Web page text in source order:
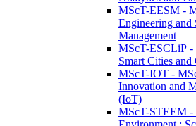
MScT-EESM -
Engineering and
Management
MScT-ESCLiP -
Smart Cities
MScT-IOT -
Innovation and
(IoT)
MScT-STEEM -